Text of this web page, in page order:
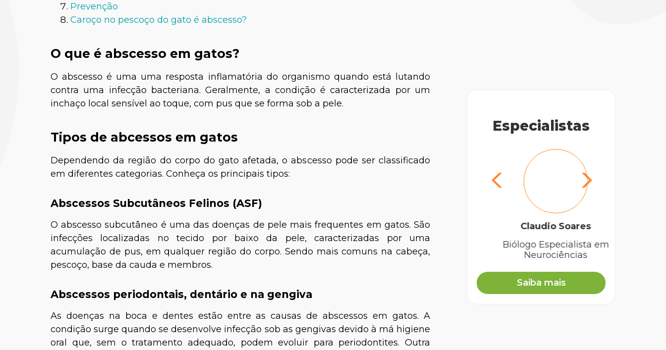
Prevenção
Caroço no pescoço do gato é abscesso?
O que é abscesso em gatos?
O abscesso é uma uma resposta inflamatória do organismo quando está lutando
contra uma infecção bacteriana. Geralmente, a condição é caracterizada por um
inchaço local sensível ao toque, com pus que se forma sob a pele.
Tipos de abcessos em gatos
Dependendo da região do corpo do gato afetada, o abscesso pode ser classificado
em diferentes categorias. Conheça os principais tipos:
Abscessos Subcutâneos Felinos (ASF)
O abscesso subcutâneo é uma das doenças de pele mais frequentes em gatos. São
infecções localizadas no tecido por baixo da pele, caracterizadas por uma
acumulação de pus, em qualquer região do corpo. Sendo mais comuns na cabeça,
pescoço, base da cauda e membros.
Abscessos periodontais, dentário e na gengiva
As doenças na boca e dentes estão entre as causas de abscessos em gatos. A
condição surge quando se desenvolve infecção sob as gengivas devido à má higiene
oral que, sem o tratamento adequado, podem evoluir para periodontites. Outra
Especialistas
Paula Fernandes
Médica-veterinária
Joyce Lima
Médica-Veterinária
Claudio Soares
Biólogo Especialista em
Neurociências
Saiba mais